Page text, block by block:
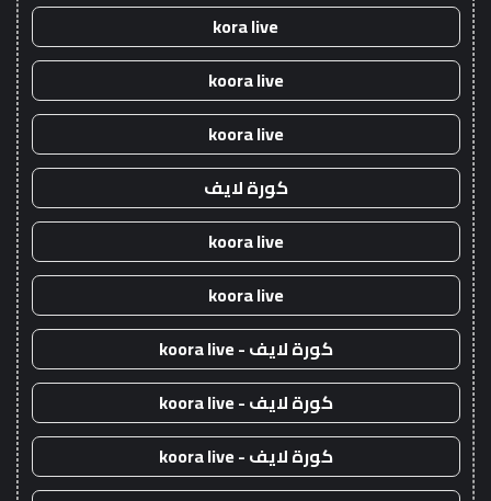
kora live
koora live
koora live
كورة لايف
koora live
koora live
كورة لايف - koora live
كورة لايف - koora live
كورة لايف - koora live